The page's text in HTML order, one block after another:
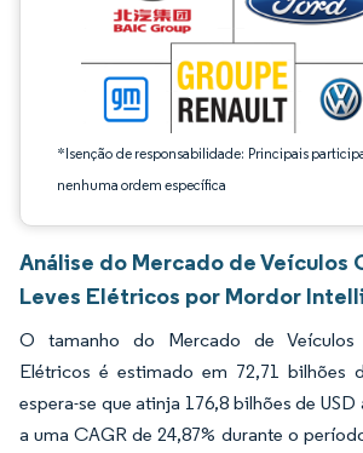
*Isenção de responsabilidade: Principais
nenhuma ordem específica
Análise do Mercado de Veículos
Leves Elétricos por Mordor
O tamanho do Mercado de Veículos
Elétricos é estimado em 72,71 bilhões
espera-se que atinja 176,8 bilhões de
a uma CAGR de 24,87% durante o